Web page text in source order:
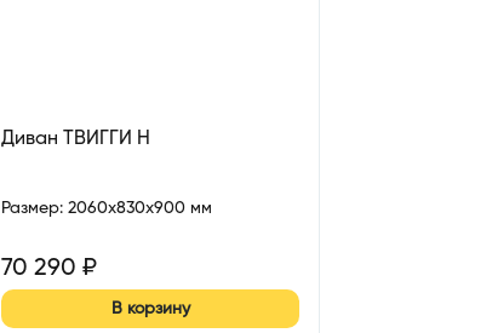
Диван ТВИГГИ Н
Размер: 2060x830x900 мм
70 290 ₽
В корзину